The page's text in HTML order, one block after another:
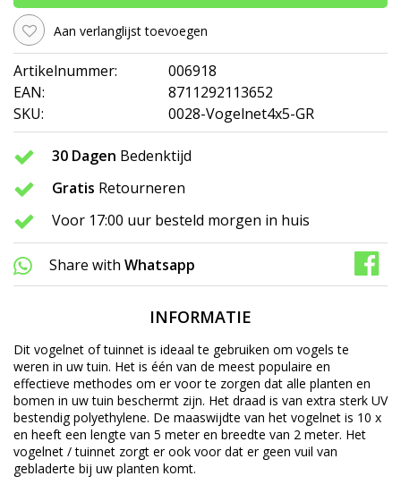
Aan verlanglijst toevoegen
Artikelnummer:
006918
EAN:
8711292113652
SKU:
0028-Vogelnet4x5-GR
30 Dagen Bedenktijd
Gratis Retourneren
Voor 17:00 uur besteld morgen in huis
Share with Whatsapp
INFORMATIE
Dit vogelnet of tuinnet is ideaal te gebruiken om vogels te
weren in uw tuin. Het is één van de meest populaire en
effectieve methodes om er voor te zorgen dat alle planten en
bomen in uw tuin beschermt zijn. Het draad is van extra sterk UV
bestendig polyethylene. De maaswijdte van het vogelnet is 10 x
en heeft een lengte van 5 meter en breedte van 2 meter. Het
vogelnet / tuinnet zorgt er ook voor dat er geen vuil van
gebladerte bij uw planten komt.